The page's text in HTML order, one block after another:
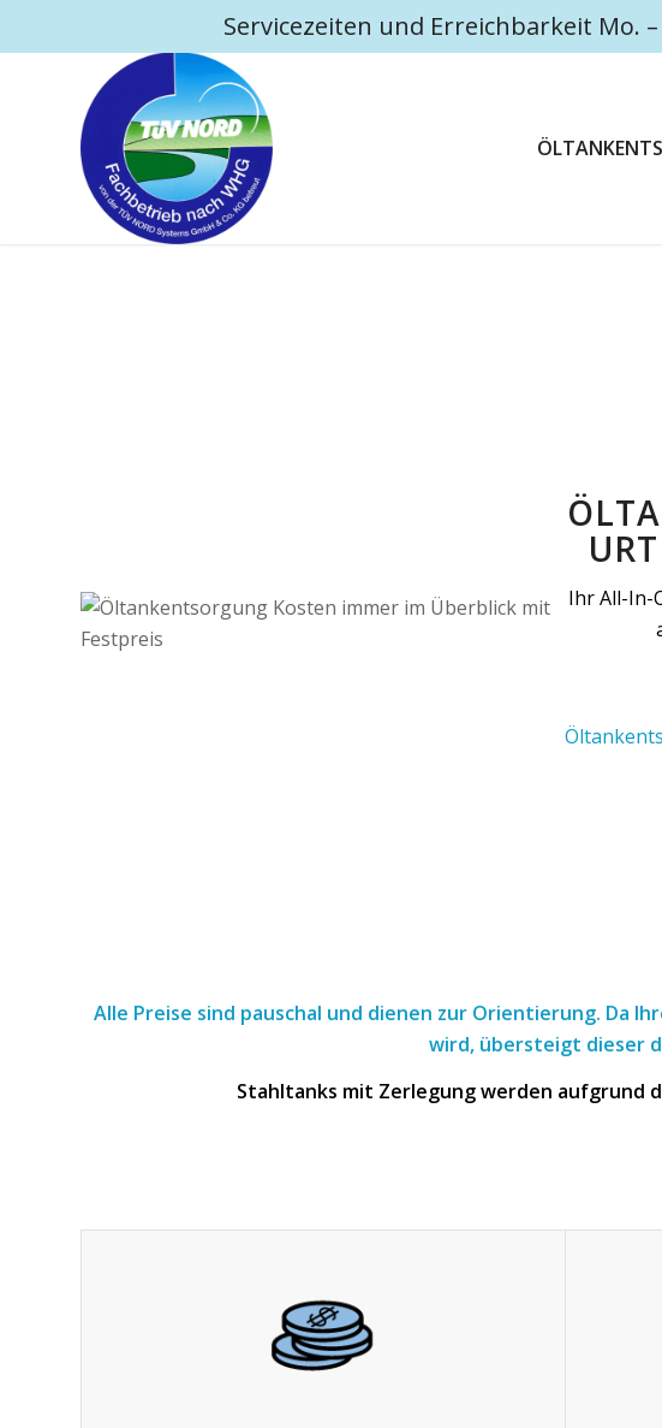
Servicezeiten und Erreichbarkeit Mo. –
Ihr All-In-
Alle Preise sind pauschal und dienen zur Orientierung. Da
wird, übersteigt dieser
Stahltanks mit Zerlegung werden aufgrund